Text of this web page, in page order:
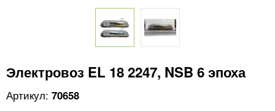
Электровоз EL 18 2247, NSB 6 эпоха
70658